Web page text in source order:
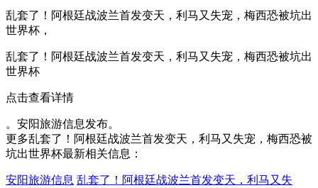
乱套了！阿根廷战波兰首发变天，利马又失宠，梅西恐被坑出
世界杯，
乱套了！阿根廷战波兰首发变天，利马又失宠，梅西恐被坑出
世界杯
点击查看详情
。安阳旅游信息发布。
更多乱套了！阿根廷战波兰首发变天，利马又失宠，梅西恐被
坑出世界杯最新相关信息：
安阳旅游信息 乱套了！阿根廷战波兰首发变天，利马又失